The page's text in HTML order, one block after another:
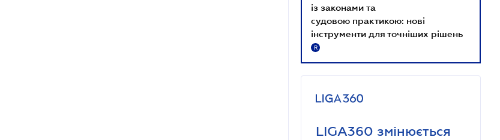
із законами та
судовою практикою: нові
інструменти для точніших рішень
R
LIGA360 змінюється